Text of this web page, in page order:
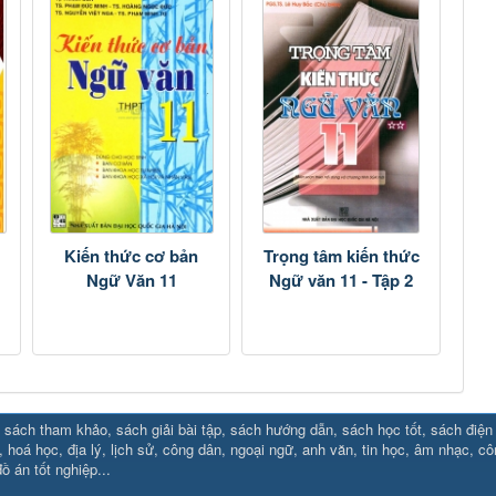
Kiến thức cơ bản
Ngữ Văn 11
Trọng tâm kiến thức
Ngữ văn 11 - Tập 2
⇔ https://uk88.rocks ⇔RR88⇔ https://hello8880.net/ ⇔
tham khảo, sách giải bài tập, sách hướng dẫn, sách học tốt, sách
học, địa lý, lịch sử, công dân, ngoại ngữ, anh văn, tin học, âm nhạc,
án tốt nghiệp...